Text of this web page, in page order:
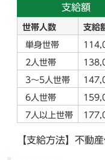
支給額
世帯人数 支給
単身世帯
2人世帯
3～5人世帯
6人世帯
7人以上世帯
【支給方法】不動